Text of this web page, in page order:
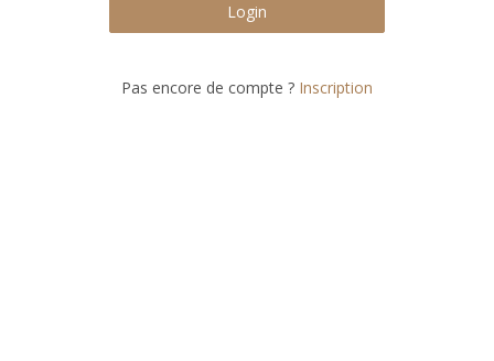
Login
Pas encore de compte ? Inscription